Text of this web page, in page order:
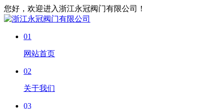
您好，欢迎进入浙江永冠阀门有限公司！
01
网站首页
02
关于我们
03